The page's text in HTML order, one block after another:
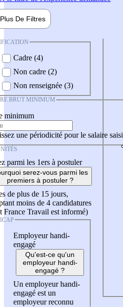
Plus De Filtres
Cadre (4)
Non cadre (2)
Non renseignée (3)
BRUT MINIMUM
minimum
une périodicité pour le salaire saisi
parmi les 1ers à postuler
serez-vous parmi les
premiers à postuler ?
de plus de 15 jours,
moins de 4 candidatures
France Travail est informé)
Employeur handi-
engagé
Qu'est-ce qu'un
employeur handi-
engagé ?
Un employeur handi-
engagé est un
employeur reconnu